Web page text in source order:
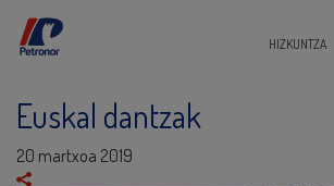
HIZKUNTZA
Euskal dantzak
20 martxoa 2019